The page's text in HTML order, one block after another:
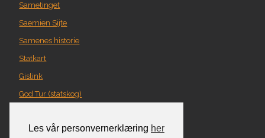
Les vår personvernerklæring her
Sametinget
Saemien Sijte
Samenes historie
Statkart
Gislink
God Tur (statskog)
Norgeskart